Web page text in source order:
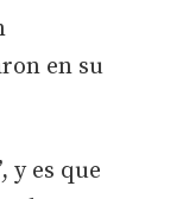
en su
y es que